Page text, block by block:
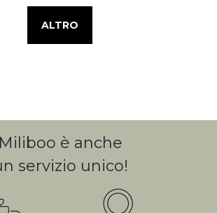
ALTRO
Miliboo è anche
servizio unico!